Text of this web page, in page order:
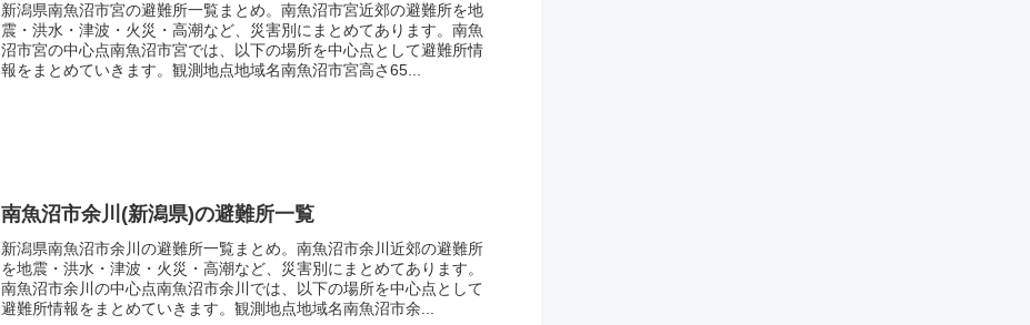
新潟県南魚沼市宮の避難所一覧まとめ。南魚沼市宮近郊の避難所を地
震・洪水・津波・火災・高潮など、災害別にまとめてあります。南魚
沼市宮の中心点南魚沼市宮では、以下の場所を中心点として避難所情
報をまとめていきます。観測地点地域名南魚沼市宮高さ65...
南魚沼市余川(新潟県)の避難所一覧
新潟県南魚沼市余川の避難所一覧まとめ。南魚沼市余川近郊の避難所
を地震・洪水・津波・火災・高潮など、災害別にまとめてあります。
南魚沼市余川の中心点南魚沼市余川では、以下の場所を中心点として
避難所情報をまとめていきます。観測地点地域名南魚沼市余...